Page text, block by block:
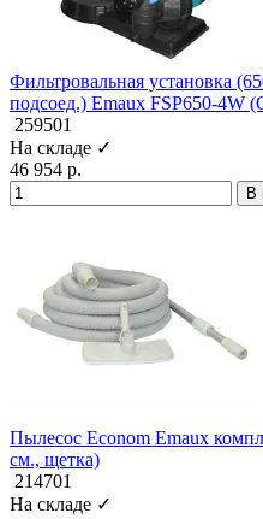
Фильтровальная установка
подсоед.) Emaux FSP650-4W
259501
На складе ✓
46 954 р.
В
Пылесос Econom Emaux
см., щетка)
214701
На складе ✓